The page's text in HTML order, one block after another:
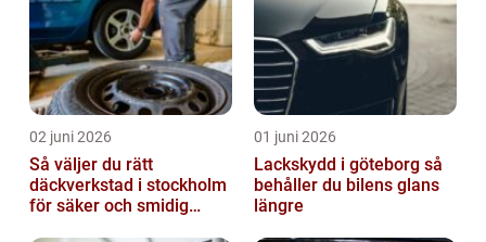
02 juni 2026
Så väljer du rätt
däckverkstad i stockholm
för säker och smidig
01 juni 2026
Lackskydd i göteborg så
behåller du bilens glans
längre